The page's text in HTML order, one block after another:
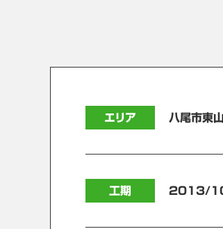
エリア 八尾市東
工期 2013/